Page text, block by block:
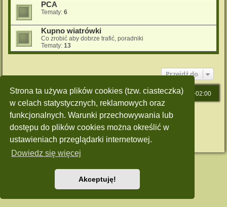
Strona ta używa plików cookies (tzw. ciasteczka)
w celach statystycznych, reklamowych oraz
funkcjonalnych. Warunki przechowywania lub
dostępu do plików cookies można określić w
ustawieniach przeglądarki internetowej.
Dowiedz się więcej
Akceptuję!
PCA
Tematy: 6
Kupno wiatrówki
Co zrobić aby dobrze trafić, poradniki
Tematy: 13
Przejdź do
Strona główna Strefa czasowaUTC+02:00
Technologię dostarcza phpBB
® Forum Software © phpBB Limited
Polski pakiet językowy dostarcza
phpBB.pl
Style: Green-Style by Joyce&LunaphpBB-Style-Design